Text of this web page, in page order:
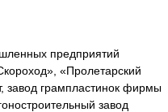
предприятий
«Пролетарский
завод грампластинок фирмы
завод